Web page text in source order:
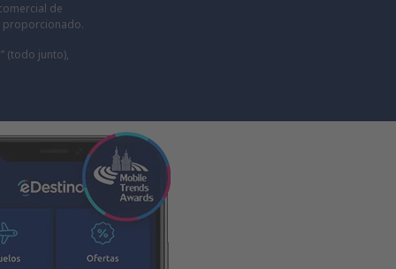
de
proporcionado.
(todo junto),